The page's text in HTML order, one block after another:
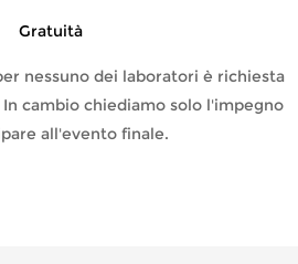
Gratuità
nessuno dei laboratori è richiesta
cambio chiediamo solo l'impegno
all'evento finale.